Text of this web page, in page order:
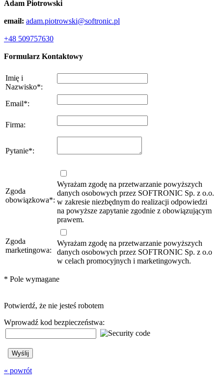
Adam Piotrowski
email: adam.piotrowski@softronic.pl
+48 509757630
Formularz Kontaktowy
Imię i
Nazwisko*:
Email*:
Firma:
Pytanie*:
Zgoda
obowiązkowa*:
Wyrażam zgodę na przetwarzanie powyższych
danych osobowych przez SOFTRONIC Sp. z o.o.
w zakresie niezbędnym do realizacji odpowiedzi
na powyższe zapytanie zgodnie z obowiązującym
prawem.
Zgoda
marketingowa:
Wyrażam zgodę na przetwarzanie powyższych
danych osobowych przez SOFTRONIC Sp. z o.o
w celach promocyjnych i marketingowych.
* Pole wymagane
Potwierdź, że nie jesteś robotem
Wprowadź kod bezpieczeństwa:
« powrót